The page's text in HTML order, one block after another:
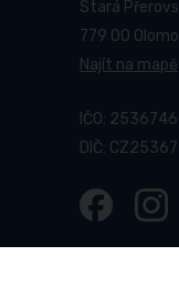
Stará
779 00
Najít na mapě
IČO:
DIČ: